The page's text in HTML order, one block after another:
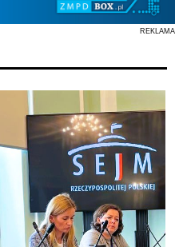
REKLAMA